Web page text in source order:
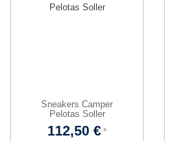
Sneakers Camper
Pelotas Soller
112,50 €